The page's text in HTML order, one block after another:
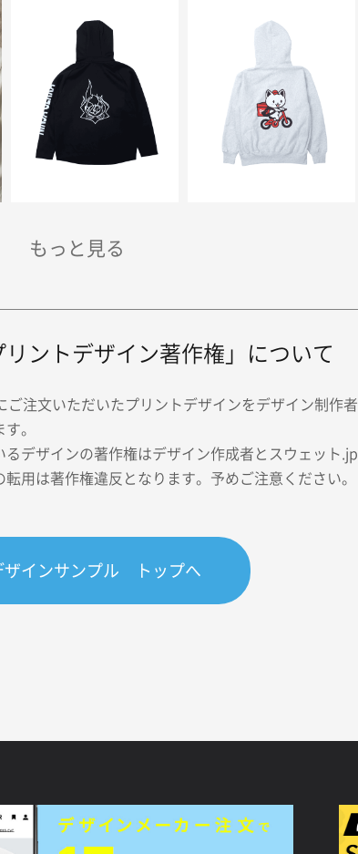
ントデザイン著作権」について
ご注文いただいたプリントデザインをデザイン制作者
。
るデザインの著作権はデザイン作成者とスウェット.jp
用は著作権違反となります。予めご注意ください。
ザインサンプル トップへ